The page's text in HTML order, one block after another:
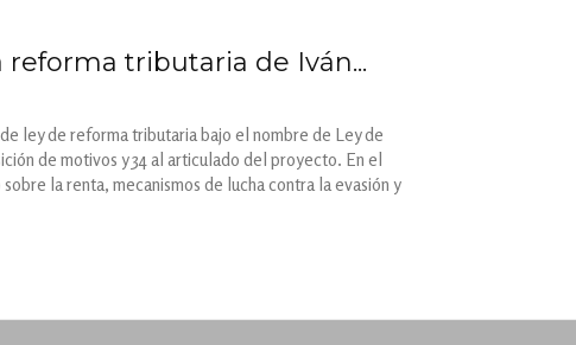
tributaria de Iván...
ley de reforma tributaria bajo el nombre de Ley de
de motivos y 34 al articulado del proyecto. En el
la renta, mecanismos de lucha contra la evasión y